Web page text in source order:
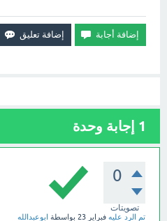
1 إجابة وحدة
0
تصويتات
تم الرد عليه فبراير 23 بواسطة ابوعبدالله